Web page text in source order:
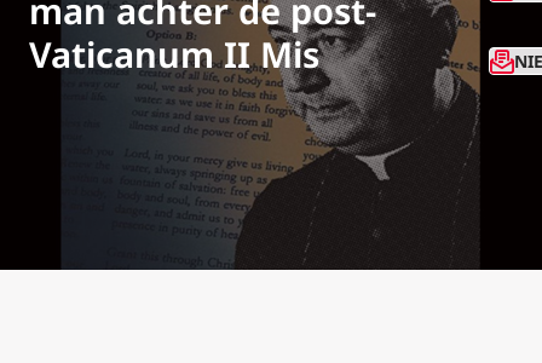
man achter de post-
Vaticanum II Mis